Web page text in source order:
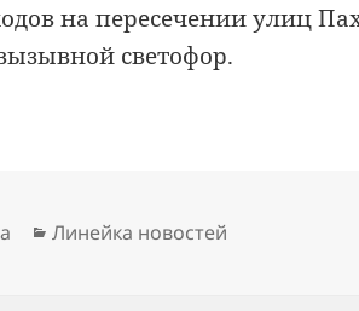
на пересечении улиц
светофор.
Рубрики
Линейка новостей